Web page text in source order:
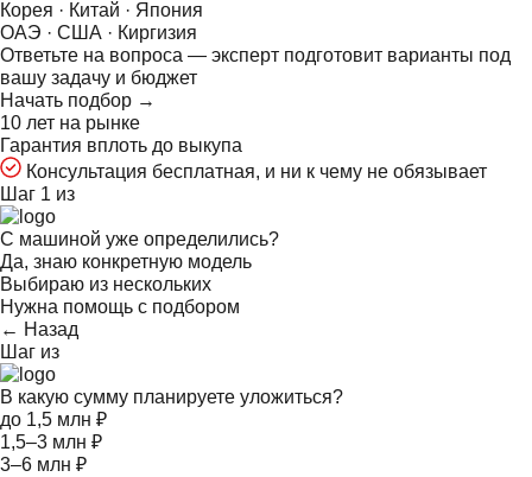
Корея · Китай · Япония
ОАЭ · США · Киргизия
Ответьте на вопроса — эксперт подготовит варианты под
вашу задачу и бюджет
Начать подбор →
10 лет на рынке
Гарантия вплоть до выкупа
Консультация бесплатная, и ни к чему не обязывает
Шаг 1 из
С машиной уже определились?
Да, знаю конкретную модель
Выбираю из нескольких
Нужна помощь с подбором
← Назад
Шаг из
В какую сумму планируете уложиться?
до 1,5 млн ₽
1,5–3 млн ₽
3–6 млн ₽